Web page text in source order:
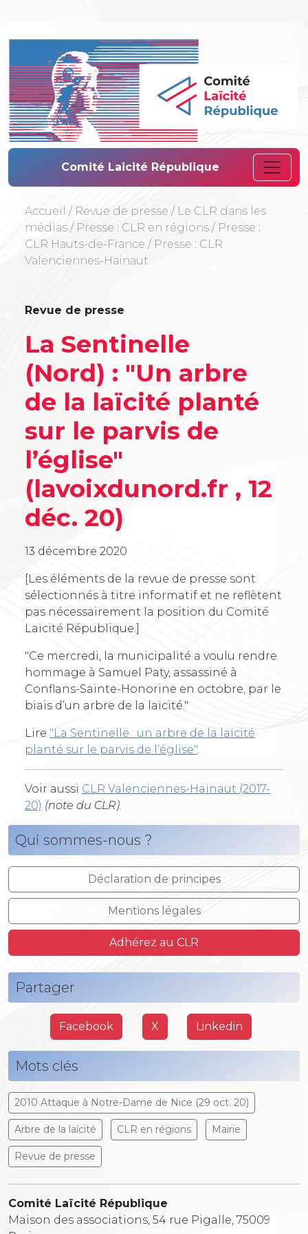
Comité Laïcité
Comité Laicité République
Accueil / Revue de presse / Le CLR dans les
médias / Presse : CLR en régions / Presse :
CLR Hauts-de-France / Presse : CLR
Valenciennes-Hainaut
Revue de presse
La Sentinelle
(Nord) : "Un arbre
de la laïcité planté
sur le parvis de
l’église"
(lavoixdunord.fr , 12
déc. 20)
13 décembre 2020
[Les éléments de la revue de presse sont
sélectionnés à titre informatif et ne reflètent
pas nécessairement la position du Comité
Laïcité République.]
"Ce mercredi, la municipalité a voulu rendre
hommage à Samuel Paty, assassiné à
Conflans-Sainte-Honorine en octobre, par le
biais d’un arbre de la laïcité."
Lire "La Sentinelle : un arbre de la laïcité
planté sur le parvis de l’église"
Voir aussi CLR Valenciennes-Hainaut (2017-
20) (note du CLR)
Qui sommes-nous ?
Déclaration de principes
Mentions légales
Adhérez au CLR
Partager
Facebook X Linkedin
Mots clés
2010 Attaque à Notre-Dame de Nice (29 oct. 20)
Arbre de la laïcité CLR en régions Mairie
Revue de presse
Comité Laïcité République
Maison des associations, 54 rue Pigalle, 75009